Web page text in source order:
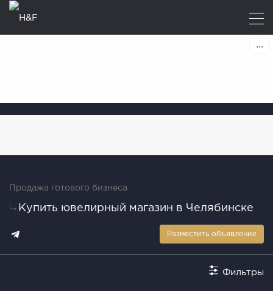
Продажа готового бизнеса
Купить ювелирный магазин в Челябинске
Разместить объявление
Фильтры